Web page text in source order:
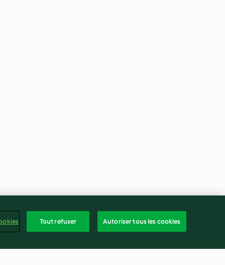
Tout refuser Autoriser tous les cookies